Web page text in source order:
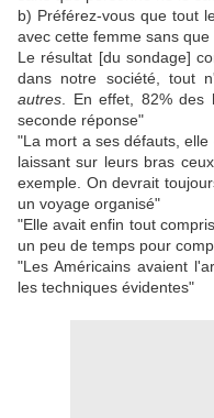
b) Préférez-vous que tout
avec cette femme sans
Le résultat [du sondage]
dans notre société, tout
autres . En effet, 82%
seconde réponse"
"La mort a ses défauts,
laissant sur leurs bras
exemple. On devrait
un voyage organisé"
"Elle avait enfin tout
un peu de temps pour
"Les Américains avaient
les techniques évidentes"